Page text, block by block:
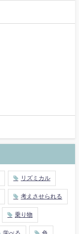
リズミカル
考えさせられる
乗り物